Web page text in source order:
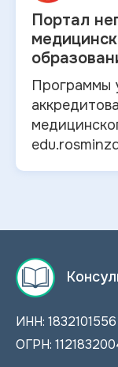
Портал
Программы
ИНН: 1832101556
ОГРН: